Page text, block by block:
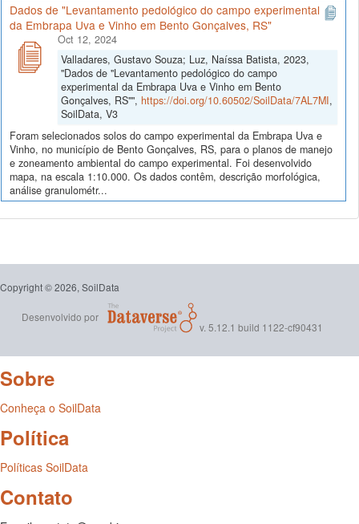
Dados de "Levantamento pedológico do campo experimental
da Embrapa Uva e Vinho em Bento Gonçalves, RS"
Oct 12, 2024
Valladares, Gustavo Souza; Luz, Naíssa Batista, 2023,
"Dados de "Levantamento pedológico do campo
experimental da Embrapa Uva e Vinho em Bento
Gonçalves, RS"", https://doi.org/10.60502/SoilData/7AL7MI,
SoilData, V3
Foram selecionados solos do campo experimental da Embrapa Uva e
Vinho, no município de Bento Gonçalves, RS, para o planos de manejo
e zoneamento ambiental do campo experimental. Foi desenvolvido
mapa, na escala 1:10.000. Os dados contêm, descrição morfológica,
análise granulométr...
Copyright © 2026, SoilData
Desenvolvido por
v. 5.12.1 build 1122-cf90431
Sobre
Conheça o SoilData
Política
Políticas SoilData
Contato